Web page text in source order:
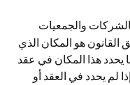
والجمعيات
القانون هو المكان الذي
يحدد هذا المكان في عقد
لم يحدد في العقد أو